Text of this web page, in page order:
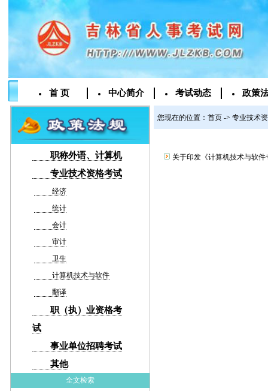
首 页 中心简介 考试动态 政策
职称外语、计算机
专业技术资格考试
经济
统计
会计
审计
卫生
计算机技术与软件
翻译
职（执）业资格考
试
事业单位招聘考试
其他
全文检索
您现在的位置： 首页 -> 专业技术
关于印发《计算机技术与软